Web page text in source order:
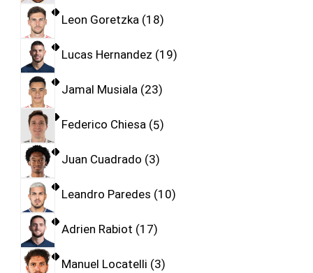
Leon Goretzka 18
Lucas Hernandez 19
Jamal Musiala 23
Federico Chiesa 5
Juan Cuadrado 3
Leandro Paredes 10
Adrien Rabiot 17
Manuel Locatelli 3